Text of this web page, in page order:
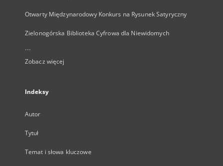
Otwarty Międzynarodowy Konkurs na Rysunek Satyryczny
Zielonogórska Biblioteka Cyfrowa dla Niewidomych
...
Zobacz więcej
Indeksy
Autor
Tytuł
Temat i słowa kluczowe